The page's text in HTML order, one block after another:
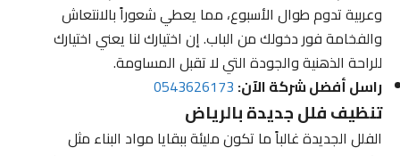
وعربية تدوم طوال الأسبوع، مما يعطي شعوراً بالانتعاش
والفخامة فور دخولك من الباب. إن اختيارك لنا يعني اختيارك
للراحة الذهنية والجودة التي لا تقبل المساومة.
راسل أفضل شركة الآن:0543626173
تنظيف فلل جديدة بالرياض
الفلل الجديدة غالباً ما تكون مليئة ببقايا مواد البناء مثل